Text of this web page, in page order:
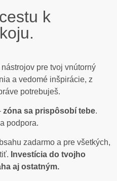
k
pre tvoj vnútorný
a vedomé inšpirácie, z
potrebuješ.
zóna sa prispôsobí tebe.
podpora.
zadarmo a pre všetkých,
Investícia do tvojho
aj ostatným.